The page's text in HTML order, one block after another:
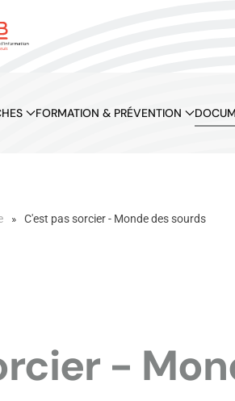
FORMATION & PRÉVENTION
C'est pas sorcier - Monde des sourds
-